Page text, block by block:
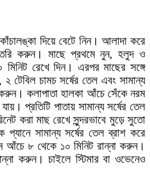
দিয়ে বেটে নিন। আলাদা করে
করুন। মাছে প্রথমে নুন, হলুদ ও
রেখে দিন। এরপর মাছের সঙ্গে
টেবিল চামচ সর্ষের তেল এবং সামান্য
করুন। কলাপাতা হালকা আঁচে সেঁকে নরম
প্রতিটি পাতায় সামান্য সর্ষের তেল
করা মাছ রেখে সুন্দরভাবে মুড়ে সুতো
প্যানে সামান্য সর্ষের তেল ব্রাশ করে
আঁচে ৮ থেকে ১০ মিনিট রান্না করুন।
করুন। চাইলে স্টিমার বা ওভেনেও